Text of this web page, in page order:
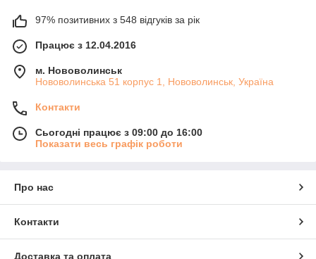
97% позитивних з 548 відгуків за рік
Працює з 12.04.2016
м. Нововолинськ
Нововолинська 51 корпус 1, Нововолинськ, Україна
Контакти
Сьогодні працює з 09:00 до 16:00
Показати весь графік роботи
Про нас
Контакти
Доставка та оплата